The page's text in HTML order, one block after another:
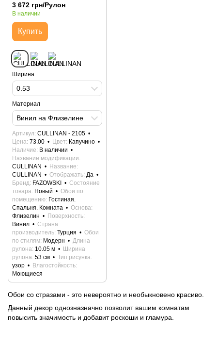
Обои со стразами - это невероятно и необыкновено красиво.
Данный декор однозназначно позволит вашим комнатам
повысить значимость и добавит роскоши и гламура.
3 672 грн/Рулон
В наличии
Купить
Ширина
0.53
Материал
Винил на Флизелине
Артикул CULLINAN - 2105
Цена 73.00 Цвет Капучино
Наличие В наличии
Название модификации
CULLINAN
Название
CULLINAN
Отображать Да
Бренд FAZOWSKI
Состояние
товара Новый
Обои по
помещению Гостиная.
Спальня. Комната
Основа
Флизелин
Поверхность
Винил
Страна
производитель Турция
Обои
по стилям Модерн
Длина
рулона 10.05 м
Ширина
рулона 53 см
Тип рисунка
узор
Влагостойкость
Моющиеся